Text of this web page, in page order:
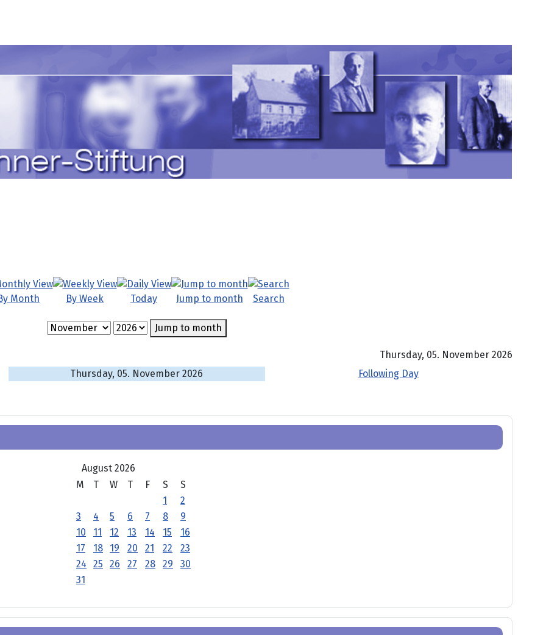
Month By Week Today Jump to month Search
Jump to month
Thursday, 05. November 2026
Thursday, 05. November 2026
Following Day
August 2026
M
T W T F S
S
1
2
3
4 5 6 7 8
9
10
11 12 13 14 15
16
17
18 19 20 21 22
23
24
25 26 27 28 29
30
31